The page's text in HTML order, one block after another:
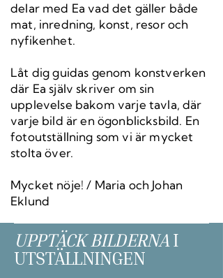
delar med Ea vad det gäller både
mat, inredning, konst, resor och
nyfikenhet.
Låt dig guidas genom konstverken
där Ea själv skriver om sin
upplevelse bakom varje tavla, där
varje bild är en ögonblicksbild. En
fotoutställning som vi är mycket
stolta över.
Mycket nöje! / Maria och Johan
Eklund
UPPTÄCK BILDERNA I
UTSTÄLLNINGEN